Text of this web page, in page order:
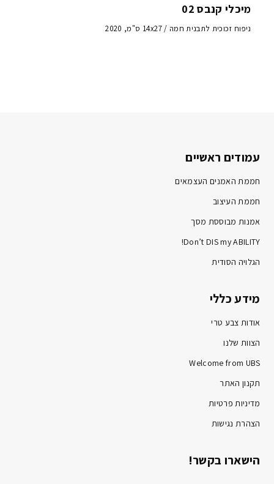
מיכלי קנבס 02
ניפוח זכוכית לתבנית חמה / 14x27 ס"מ, 2020
עמודים ראשיים
חממת האמנים העצמאים
חממת העיצוב
אמנות מבוססת מסך
Don’t DIS my ABILITY!
הגלויה הסודית
מידע כללי
אודות צבע טרי
הצוות שלנו
Welcome from UBS
תקנון האתר
מדיניות פרטיות
הצהרת נגישות
הישארו בקשר!